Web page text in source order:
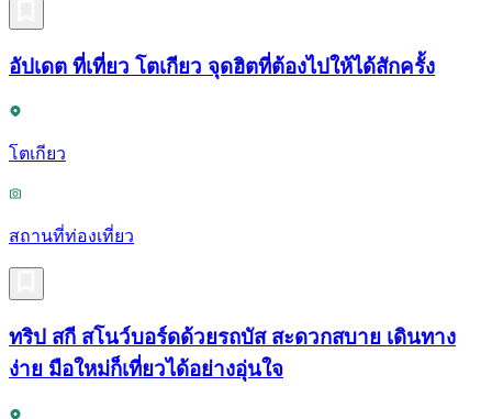
อัปเดต ที่เที่ยว โตเกียว จุดฮิตที่ต้องไปให้ได้สักครั้ง
โตเกียว
สถานที่ท่องเที่ยว
ทริป สกี สโนว์บอร์ดด้วยรถบัส สะดวกสบาย เดินทาง
ง่าย มือใหม่ก็เที่ยวได้อย่างอุ่นใจ